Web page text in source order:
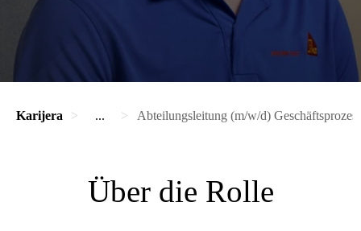
Karijera ... Abteilungsleitung (m/w/d)
Über die Rolle